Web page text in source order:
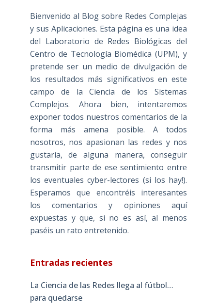
Bienvenido al Blog sobre Redes Complejas
y sus Aplicaciones. Esta página es una idea
del Laboratorio de Redes Biológicas del
Centro de Tecnología Biomédica (UPM), y
pretende ser un medio de divulgación de
los resultados más significativos en este
campo de la Ciencia de los Sistemas
Complejos. Ahora bien, intentaremos
exponer todos nuestros comentarios de la
forma más amena posible. A todos
nosotros, nos apasionan las redes y nos
gustaría, de alguna manera, conseguir
transmitir parte de ese sentimiento entre
los eventuales cyber-lectores (si los hay!).
Esperamos que encontréis interesantes
los comentarios y opiniones aquí
expuestas y que, si no es así, al menos
paséis un rato entretenido.
Entradas recientes
La Ciencia de las Redes llega al fútbol…
para quedarse